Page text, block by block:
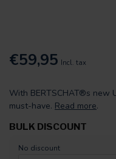
€59,95 Incl. tax
With BERTSCHAT®s new
must-have. Read more.
BULK DISCOUNT
No discount